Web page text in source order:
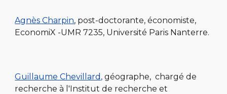
Agnès Charpin, post-doctorante, économiste,
EconomiX -UMR 7235, Université Paris Nanterre.
Guillaume Chevillard, géographe, chargé de
recherche à l'Institut de recherche et